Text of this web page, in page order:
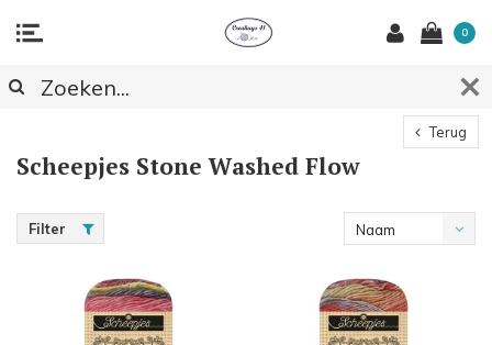
0
Terug
Scheepjes Stone Washed Flow
Filter
Naam